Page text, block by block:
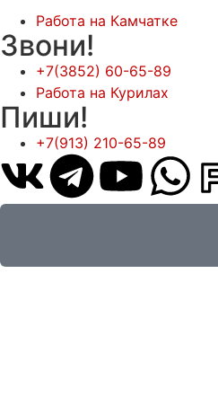
Работа на Камчатке
Звони!
+7(3852) 60-65-89
Работа на Курилах
Пиши!
+7(913) 210-65-89